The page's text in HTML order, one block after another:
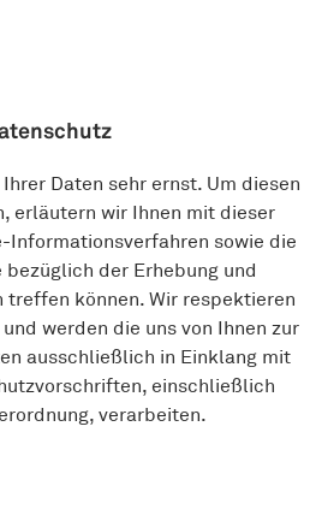
Daten sehr ernst. Um diesen
erläutern wir Ihnen mit dieser
Informationsverfahren sowie die
der Erhebung und
treffen können. Wir respektieren
werden die uns von Ihnen zur
ausschließlich in Einklang mit
einschließlich
verarbeiten.